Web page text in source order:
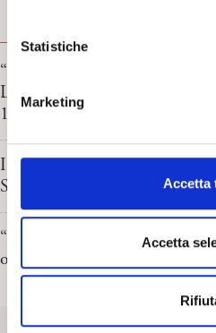
o
n
e
Statistiche
Marketing
Accetta
Accetta
“Curare la salute mentale
L’Intervento di Luca Nicoli.
18/05/2026
I ragazzi nella rete
Sarantis Thanopulos,
“Tra amore e fermezza: la
oggi” Adelia Lucattini.
SpiPedia